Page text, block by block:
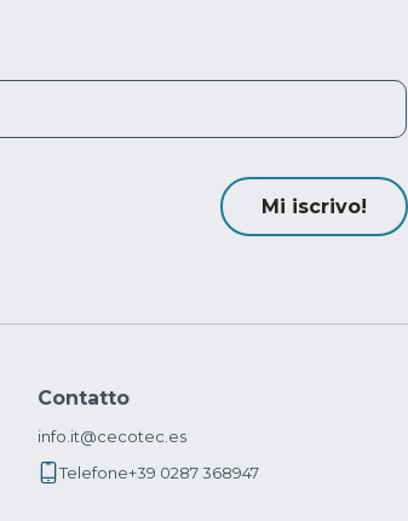
Mi iscrivo!
Contatto
info.it@cecotec.es
Telefone+39 0287 368947